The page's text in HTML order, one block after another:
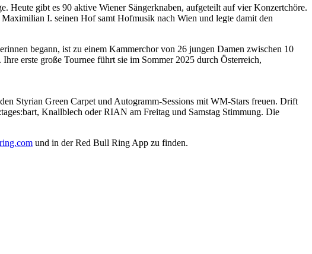
gibt es 90 aktive Wiener Sängerknaben, aufgeteilt auf vier Konzertchöre.
I. seinen Hof samt Hofmusik nach Wien und legte damit den
begann, ist zu einem Kammerchor von 26 jungen Damen zwischen 10
erste große Tournee führt sie im Sommer 2025 durch Österreich,
Styrian Green Carpet und Autogramm-Sessions mit WM-Stars freuen. Drift
Knallblech oder RIAN am Freitag und Samstag Stimmung. Die
und in der Red Bull Ring App zu finden.